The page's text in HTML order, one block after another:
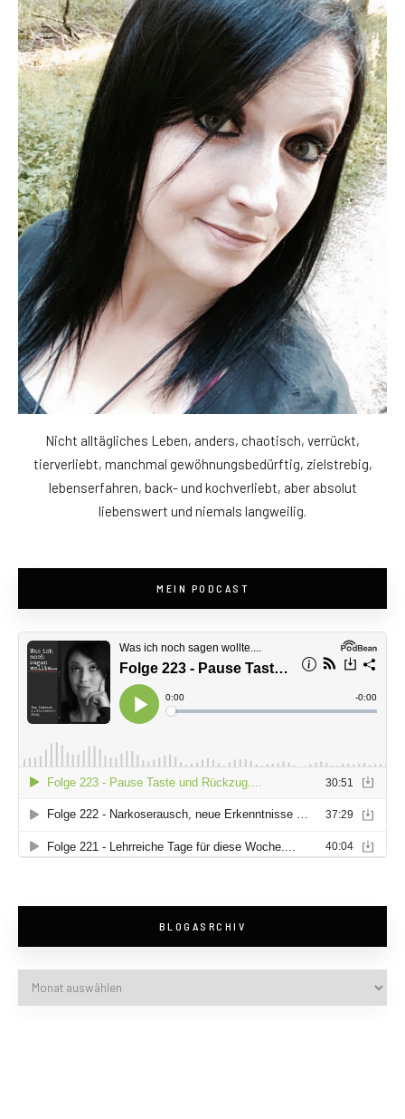
Nicht alltägliches Leben, anders, chaotisch, verrückt,
tierverliebt, manchmal gewöhnungsbedürftig, zielstrebig,
lebenserfahren, back- und kochverliebt, aber absolut
liebenswert und niemals langweilig.
MEIN PODCAST
BLOGASRCHIV